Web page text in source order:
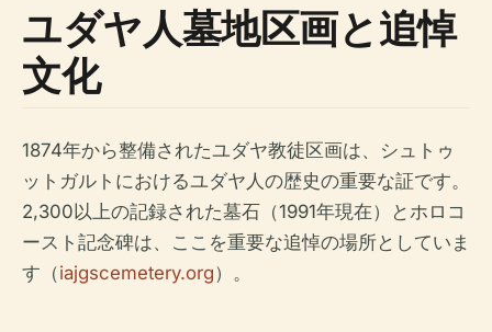
ユダヤ人墓地区画と追悼
文化
1874年から整備されたユダヤ教徒区画は、シュトゥ
ットガルトにおけるユダヤ人の歴史の重要な証です。
2,300以上の記録された墓石（1991年現在）とホロコ
ースト記念碑は、ここを重要な追悼の場所としていま
す（iajgscemetery.org）。